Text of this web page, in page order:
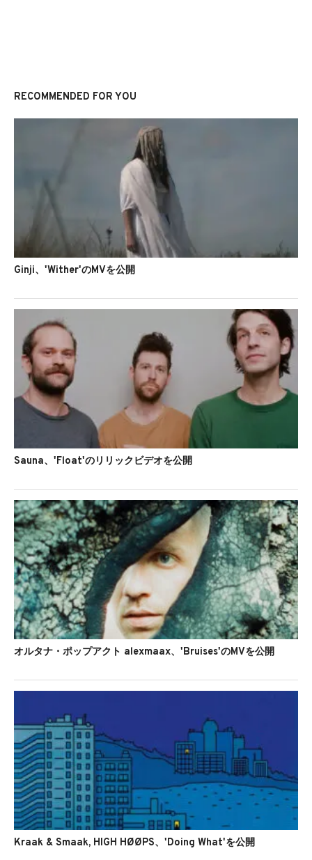
RECOMMENDED FOR YOU
Ginji、'Wither'のMVを公開
Sauna、'Float'のリリックビデオを公開
オルタナ・ポップアクト alexmaax、'Bruises'のMVを公開
Kraak & Smaak, HIGH HØØPS、'Doing What'を公開